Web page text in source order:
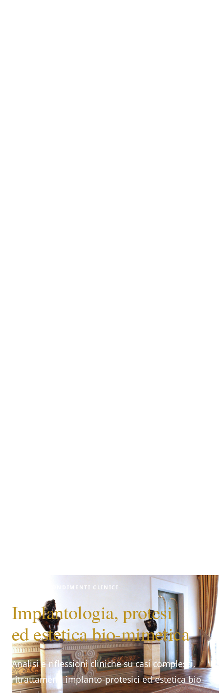
APPROFONDIMENTI CLINICI
Implantologia, protesi
ed estetica bio-mimetica
Analisi e riflessioni cliniche su casi complessi,
ritrattamenti implanto-protesici ed estetica bio-